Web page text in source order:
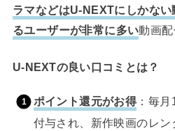
ラマなどはU-NEXTにしかな
るユーザーが非常に多い動画配
U-NEXTの良い口コミとは？
ポイント還元がお得：毎月
付与され、新作映画のレ